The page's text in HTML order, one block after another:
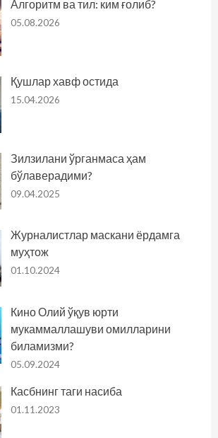
Алгоритм ва тил: ким ғолиб?
05.08.2026
Қушлар хавф остида
15.04.2026
Зилзилани ўрганмаса ҳам
бўлаверадими?
09.04.2025
Журналистлар маскани ёрдамга
муҳтож
01.10.2024
Кино Олий ўқув юрти
мукаммаллашуви омилларини
биламизми?
05.09.2024
Касбнинг таги насиба
01.11.2023